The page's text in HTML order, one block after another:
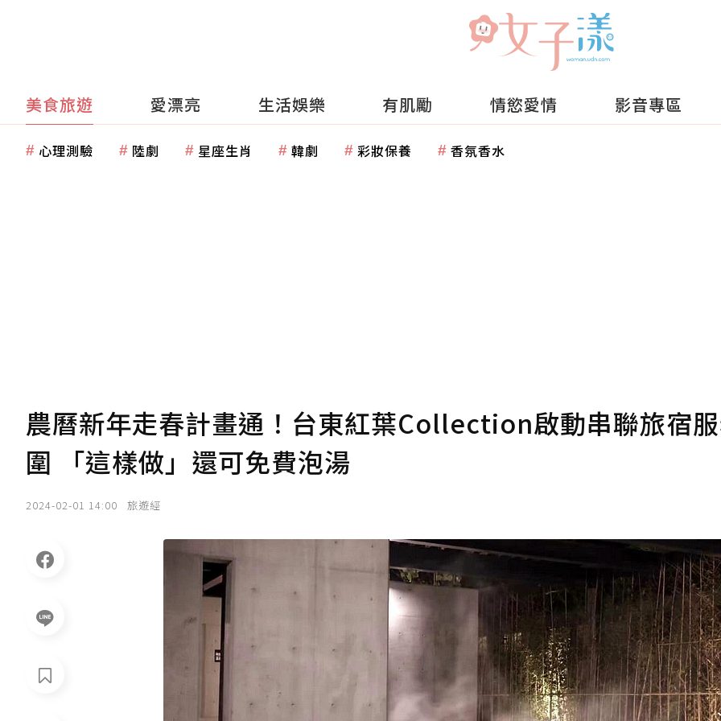
美食旅遊 愛漂亮 生活娛樂 有肌勵 情慾愛情 影音專區
心理測驗 陸劇 星座生肖 韓劇 彩妝保養 香氛香水
農曆新年走春計畫通！台東紅葉Collection啟動串聯旅宿
圍 「這樣做」還可免費泡湯
2024-02-01 14:00 旅遊經